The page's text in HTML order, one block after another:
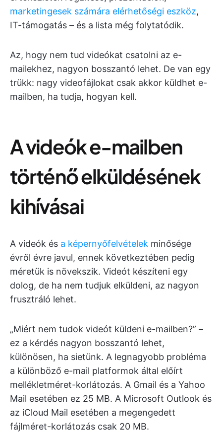
marketingesek számára elérhetőségi eszköz,
IT-támogatás – és a lista még folytatódik.
Az, hogy nem tud videókat csatolni az e-
mailekhez, nagyon bosszantó lehet. De van egy
trükk: nagy videofájlokat csak akkor küldhet e-
mailben, ha tudja, hogyan kell.
A videók e-mailben
történő elküldésének
kihívásai
A videók és a képernyőfelvételek minősége
évről évre javul, ennek következtében pedig
méretük is növekszik. Videót készíteni egy
dolog, de ha nem tudjuk elküldeni, az nagyon
frusztráló lehet.
„Miért nem tudok videót küldeni e-mailben?” –
ez a kérdés nagyon bosszantó lehet,
különösen, ha sietünk. A legnagyobb probléma
a különböző e-mail platformok által előírt
mellékletméret-korlátozás. A Gmail és a Yahoo
Mail esetében ez 25 MB. A Microsoft Outlook és
az iCloud Mail esetében a megengedett
fájlméret-korlátozás csak 20 MB.